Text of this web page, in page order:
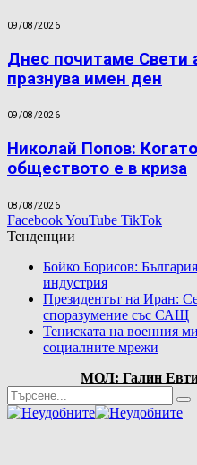
09/08/2026
Днес почитаме Свети
празнува имен ден
09/08/2026
Николай Попов:
обществото е в криза
08/08/2026
FacebookYouTube TikTok
Тенденции
Бойко Борисов:
индустрия
Президентът на Иран:
споразумение със САЩ
Тениската на военния
социалните мрежи
МОЛ: Галин